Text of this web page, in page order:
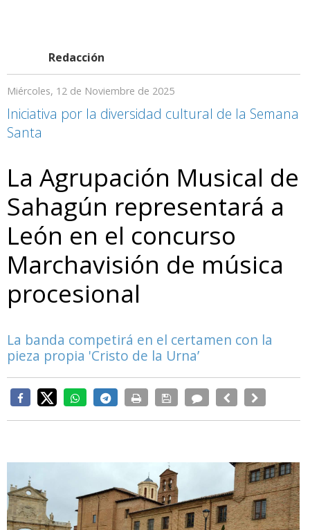
Redacción
Miércoles, 12 de Noviembre de 2025
Iniciativa por la diversidad cultural de la Semana
Santa
La Agrupación Musical de
Sahagún representará a
León en el concurso
Marchavisión de música
procesional
La banda competirá en el certamen con la
pieza propia 'Cristo de la Urna’